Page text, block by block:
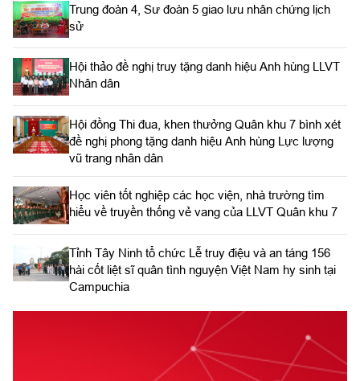
Trung đoàn 4, Sư đoàn 5 giao lưu nhân chứng lịch
sử
Hội thảo đề nghị truy tặng danh hiệu Anh hùng LLVT
Nhân dân
Hội đồng Thi đua, khen thưởng Quân khu 7 bình xét
đề nghị phong tặng danh hiệu Anh hùng Lực lượng
vũ trang nhân dân
Học viên tốt nghiệp các học viện, nhà trường tìm
hiểu về truyền thống vẻ vang của LLVT Quân khu 7
​Tỉnh Tây Ninh tổ chức Lễ truy điệu và an táng 156
hài cốt liệt sĩ quân tình nguyện Việt Nam hy sinh tại
Campuchia